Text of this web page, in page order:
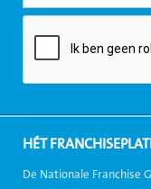
HÉT
De Nationale Franchise